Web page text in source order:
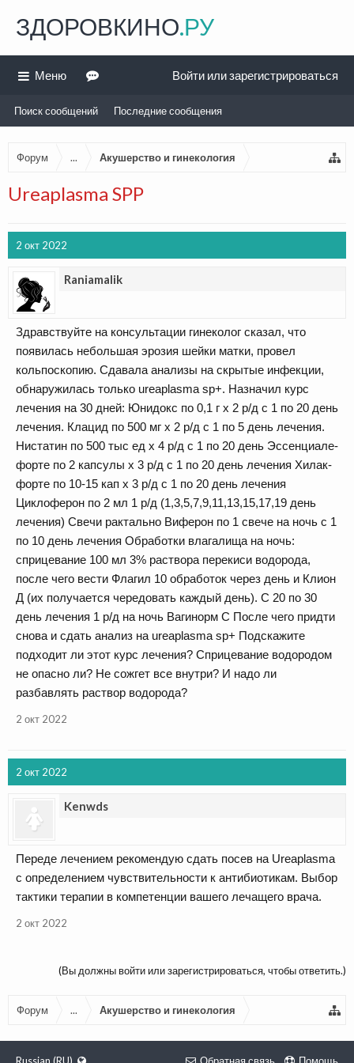
Форум ... Акушерство и гинекология
Ureaplasma SPP
2 окт 2022
Raniamalik
Здравствуйте на консультации гинеколог сказал, что
появилась небольшая эрозия шейки матки, провел
кольпоскопию. Сдавала анализы на скрытые инфекции,
обнаружилась только ureaplasma sp+. Назначил курс
лечения на 30 дней: Юнидокс по 0,1 г х 2 р/д с 1 по 20 день
лечения. Клацид по 500 мг х 2 р/д с 1 по 5 день лечения.
Нистатин по 500 тыс ед х 4 р/д с 1 по 20 день Эссенциале-
форте по 2 капсулы х 3 р/д с 1 по 20 день лечения Хилак-
форте по 10-15 кап х 3 р/д с 1 по 20 день лечения
Циклоферон по 2 мл 1 р/д (1,3,5,7,9,11,13,15,17,19 день
лечения) Свечи рактально Виферон по 1 свече на ночь с 1
по 10 день лечения Обработки влагалища на ночь:
сприцевание 100 мл 3% раствора перекиси водорода,
после чего вести Флагил 10 обработок через день и Клион
Д (их получается чередовать каждый день). С 20 по 30
день лечения 1 р/д на ночь Вагинорм С После чего придти
снова и сдать анализ на ureaplasma sp+ Подскажите
подходит ли этот курс лечения? Сприцевание водородом
не опасно ли? Не сожгет все внутри? И надо ли
разбавлять раствор водорода?
2 окт 2022
2 окт 2022
Kenwds
Переде лечением рекомендую сдать посев на Ureaplasma
с определением чувствительности к антибиотикам. Выбор
тактики терапии в компетенции вашего лечащего врача.
2 окт 2022
(Вы должны войти или зарегистрироваться, чтобы ответить.)
Форум ... Акушерство и гинекология
ЗДОРОВКИНО.РУ
Меню
Поиск сообщений Последние сообщения
Войти или зарегистрироваться